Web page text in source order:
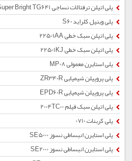
پلی اتیلن ترفتالات نساجی Super Bright TG641
پلی وینیل کلراید S60
پلی اتیلن سبک خطی 22501AA
پلی اتیلن سبک خطی 22501KJ
پلی استایرن معمولی MP08
پلی پروپیلن شیمیایی ZR340R
پلی پروپیلن شیمیایی EPD60R
پلی اتیلن سبک فیلم 2004TC00
پلی کربنات 0710
پلی استایرن انبساطی نسوز SE5000
پلی استایرن انبساطی نسوز SE2000